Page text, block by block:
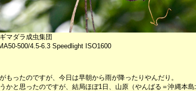
マダラ成虫集団
500/4.5-6.3 Speedlight ISO1600
もったのですが、今日は早朝から雨が降ったりやんだり。
かと思ったのですが、結局ほぼ1日、山原（やんばる＝沖縄本島